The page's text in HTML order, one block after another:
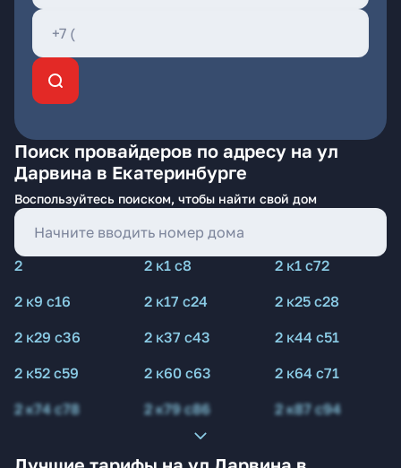
Поиск провайдеров по адресу на ул
Дарвина в Екатеринбурге
Воспользуйтесь поиском, чтобы найти свой дом
2 2 к1 с8
2 к1 с72
2 к9 с16
2 к17 с24
2 к25 с28
2 к29 с36
2 к37 с43
2 к44 с51
2 к52 с59
2 к60 с63
2 к64 с71
2 к74 с78
2 к79 с86 2 к87 с94